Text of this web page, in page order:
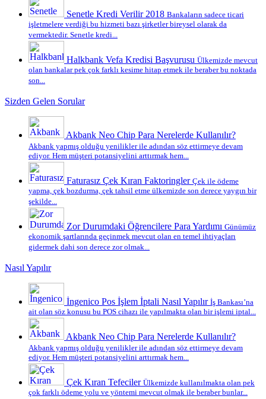
Senetle Kredi Verilir 2018 Bankaların sadece ticari
işletmelere verdiği bu hizmeti bazı şirketler bireysel olarak da
vermektedir. Senetle kredi...
Halkbank Vefa Kredisi Başvurusu Ülkemizde mevcut
olan bankalar pek çok farklı kesime hitap etmek ile beraber bu noktada
son...
Sizden Gelen Sorular
Akbank Neo Chip Para Nerelerde Kullanılır?
Akbank yapmış olduğu yenilikler ile adından söz ettirmeye devam
ediyor. Hem müşteri potansiyelini arttırmak hem...
Faturasız Çek Kıran Faktoringler Çek ile ödeme
yapma, çek bozdurma, çek tahsil etme ülkemizde son derece yaygın bir
şekilde...
Zor Durumdaki Öğrencilere Para Yardımı Günümüz
ekonomik şartlarında geçinmek mevcut olan en temel ihtiyaçları
gidermek dahi son derece zor olmak...
Nasıl Yapılır
İngenico Pos İşlem İptali Nasıl Yapılır İş Bankası’na
ait olan söz konusu bu POS cihazı ile yapılmakta olan bir işlemi iptal...
Akbank Neo Chip Para Nerelerde Kullanılır?
Akbank yapmış olduğu yenilikler ile adından söz ettirmeye devam
ediyor. Hem müşteri potansiyelini arttırmak hem...
Çek Kıran Tefeciler Ülkemizde kullanılmakta olan pek
çok farklı ödeme yolu ve yöntemi mevcut olmak ile beraber bunlar...